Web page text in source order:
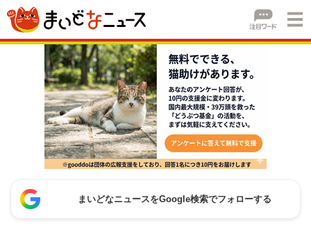
まいどなニュースをGoogle検索でフォローする